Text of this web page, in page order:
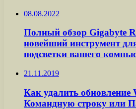
08.08.2022
Полный обзор Gigabyte
новейший инструмент
подсветки вашего
21.11.2019
Как удалить обновление
Командную строку или